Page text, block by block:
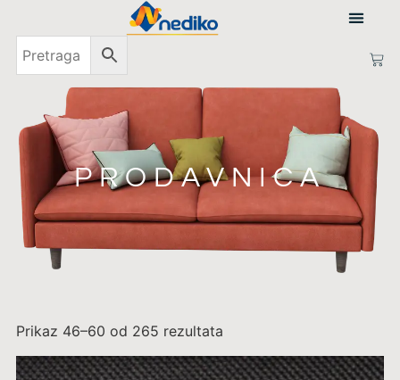
PRODAVNICA
Prikaz 46–60 od 265 rezultata